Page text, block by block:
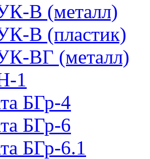
В (металл)
В (пластик)
ВГ (металл)
1
БГр-4
БГр-6
БГр-6.1